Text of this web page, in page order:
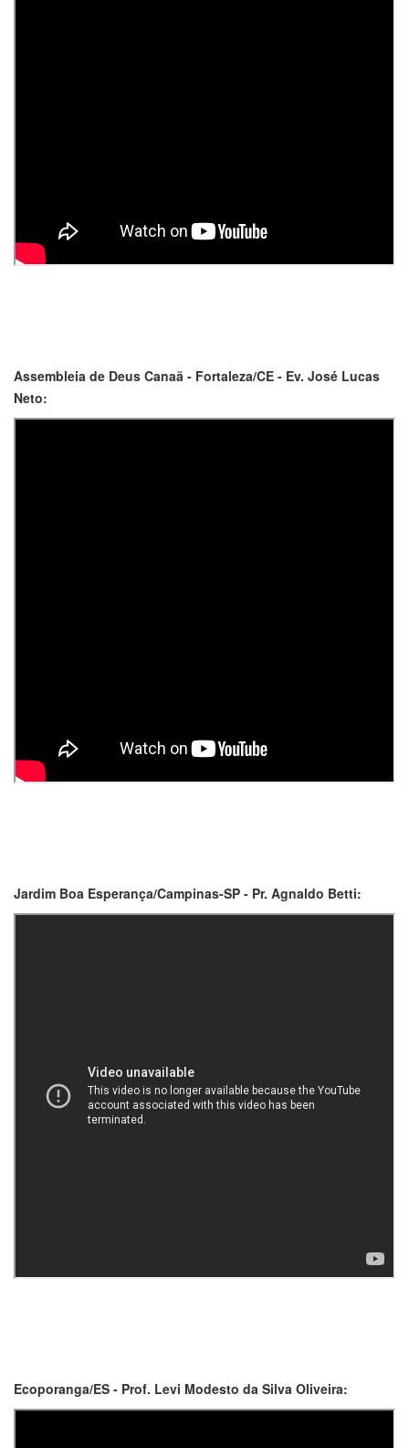
Assembleia de Deus Canaã - Fortaleza/CE - Ev. José Lucas
Neto:
Jardim Boa Esperança/Campinas-SP - Pr. Agnaldo Betti:
Ecoporanga/ES - Prof. Levi Modesto da Silva Oliveira: